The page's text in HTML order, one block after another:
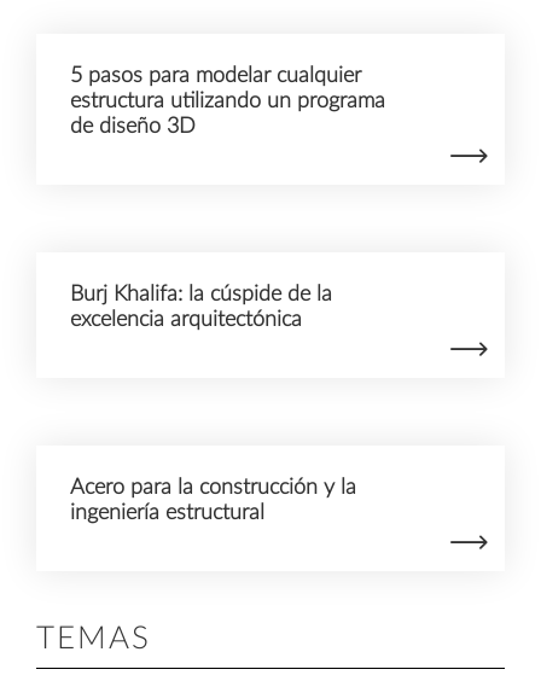
5 pasos para modelar cualquier
estructura utilizando un programa
de diseño 3D
Burj Khalifa: la cúspide de la
excelencia arquitectónica
Acero para la construcción y la
ingeniería estructural
TEMAS